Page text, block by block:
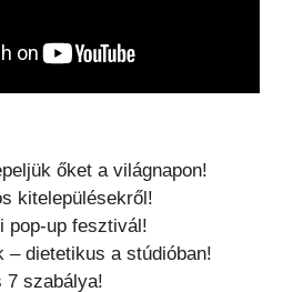
őket a világnapon!
kitelepülésekről!
pop-up fesztivál!
– dietetikus a stúdióban!
7 szabálya!